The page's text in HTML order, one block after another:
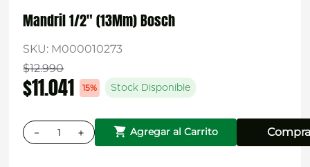
Mandril 1/2" (13Mm) Bosch
SKU: M000010273
$12.990
$11.041 15% Stock Disponible
＋
－ Agregar al Carrito